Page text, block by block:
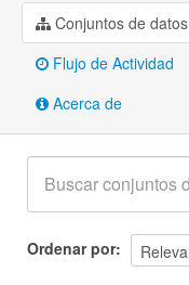
Conjuntos de datos
Flujo de Actividad
Acerca de
Ordenar por